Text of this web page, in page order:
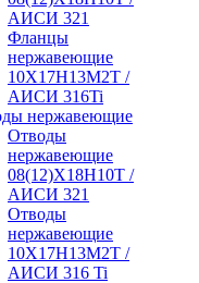
АИСИ 321
Фланцы
нержавеющие
10Х17Н13М2Т /
АИСИ 316Ti
нержавеющие
Отводы
нержавеющие
08(12)Х18Н10Т /
АИСИ 321
Отводы
нержавеющие
10Х17Н13М2Т /
АИСИ 316 Ti